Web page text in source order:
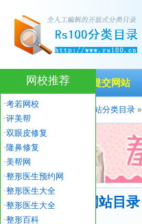
网站首页 提交网站
当前位置： 人生一百网站分类目录 »
“新闻媒体”网站目录
优秀网站
网校推荐
·考若网校
·评美帮
·双眼皮修复
·隆鼻修复
·美帮网
·整形医生预约网
·整形医生大全
·整形医生大全
·整形百科